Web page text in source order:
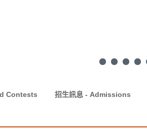
Contests 招生訊息 - Admissions